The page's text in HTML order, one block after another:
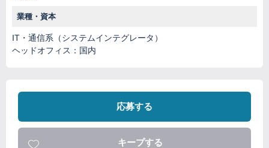
業種・資本
IT・通信系（システムインテグレータ）
ヘッドオフィス：国内
応募する
キープする